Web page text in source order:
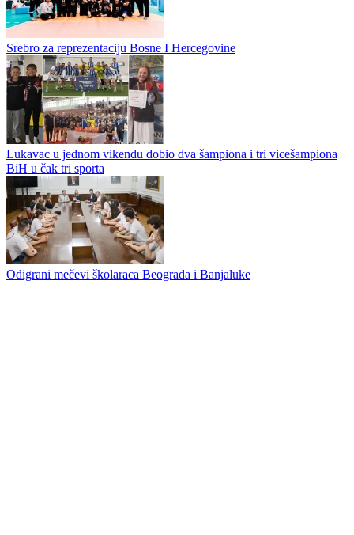
Srebro za reprezentaciju Bosne I Hercegovine
Lukavac u jednom vikendu dobio dva šampiona i tri vicešampiona
BiH u čak tri sporta
Odigrani mečevi školaraca Beograda i Banjaluke